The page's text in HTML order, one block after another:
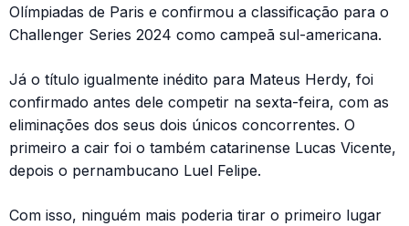
Olímpiadas de Paris e confirmou a classificação para o
Challenger Series 2024 como campeã sul-americana.
Já o título igualmente inédito para Mateus Herdy, foi
confirmado antes dele competir na sexta-feira, com as
eliminações dos seus dois únicos concorrentes. O
primeiro a cair foi o também catarinense Lucas Vicente,
depois o pernambucano Luel Felipe.
Com isso, ninguém mais poderia tirar o primeiro lugar